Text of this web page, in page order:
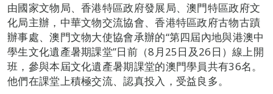
由國家文物局、香港特區政府發展局、澳門特區政府文
化局主辦，中華文物交流協會、香港特區政府古物古蹟
辦事處、澳門文物大使協會承辦的“第四屆內地與港澳中
學生文化遺產暑期課堂”日前（8月25日及26日）線上開
班，參與本屆文化遺產暑期課堂的澳門學員共有36名。
他們在課堂上積極交流、認真投入，受益良多。